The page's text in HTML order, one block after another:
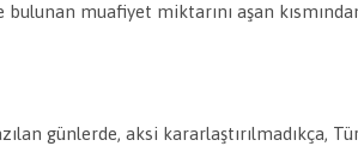
muafiyet miktarını aşan
günlerde, aksi kararlaştırılmadıkça,